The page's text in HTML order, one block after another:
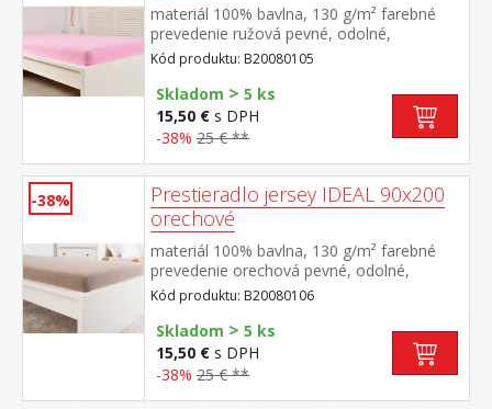
materiál 100% bavlna, 130 g/m² farebné
prevedenie ružová pevné, odolné,
stálofarebné, obšité gumou pre matrace do
výšky 25 cm prateľné do 60 °C
Kód produktu: B20080105
Skladom > 5 ks
15,50 € s DPH
-38% 25 € **
-38%
Prestieradlo jersey IDEAL 90x200
orechové
materiál 100% bavlna, 130 g/m² farebné
prevedenie orechová pevné, odolné,
stálofarebné, obšité gumou pre matrace do
výšky 25 cm prateľné do 60 °C
Kód produktu: B20080106
Skladom > 5 ks
15,50 € s DPH
-38% 25 € **